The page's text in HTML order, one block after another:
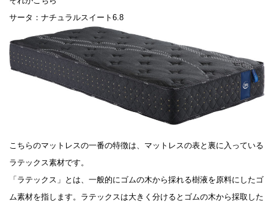
サータ：ナチュラルスイート6.8
こちらのマットレスの一番の特徴は、マットレスの表と裏に入っている
ラテックス素材です。
「ラテックス」とは、一般的にゴムの木から採れる樹液を原料にしたゴ
ム素材を指します。ラテックスは大きく分けるとゴムの木から採取した